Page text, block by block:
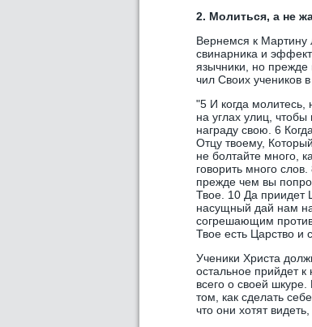
2. Молиться, а не
Вернемся к Мартину
свинарника и
язычники, но прежде
чил Своих учеников
"5 И когда молитесь,
на углах улиц,
награду свою. 6
Отцу твоему,
не болтайте много,
говорить много
прежде чем вы
Твое. 10 Да приидет
насущный дай нам
согрешающим
Твое есть Царство и
Ученики Христа
остальное прийдет
всего о своей
том, как сделать
что они хотят